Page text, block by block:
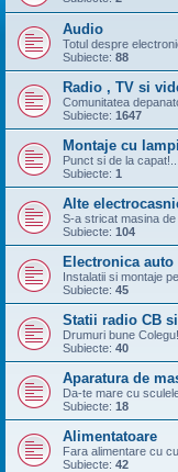
Audio
Totul despre
Subiecte: 88
Radio , TV si
Comunitatea
Subiecte: 1647
Montaje cu lampi
Punct si de la
Subiecte: 1
Alte
S-a stricat masina
Subiecte: 104
Electronica auto
Instalatii si montaje
Subiecte: 45
Statii radio CB
Drumuri bune Colegu!
Subiecte: 40
Aparatura de
Da-te mare cu
Subiecte: 18
Alimentatoare
Fara alimentare cu
Subiecte: 42